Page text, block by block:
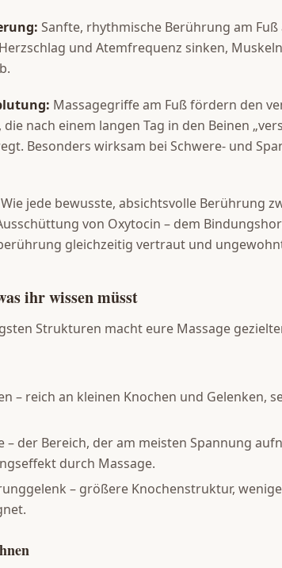
Sanfte, rhythmische Berührung am
und Atemfrequenz sinken,
Massagegriffe am Fuß fördern den
nach einem langen Tag in den Beinen
Besonders wirksam bei Schwere- und
Wie jede bewusste, absichtsvolle Berührung
von Oxytocin – dem
gleichzeitig vertraut und
ihr wissen müsst
Strukturen macht eure Massage
– reich an kleinen Knochen und Gelenken,
– der Bereich, der am meisten Spannung
durch Massage.
– größere Knochenstruktur,